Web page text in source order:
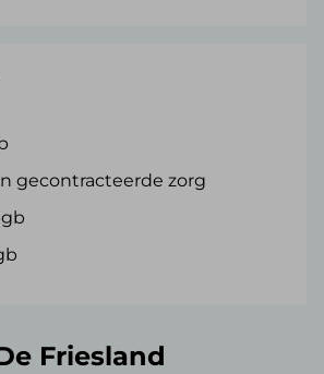
gecontracteerde zorg
Friesland